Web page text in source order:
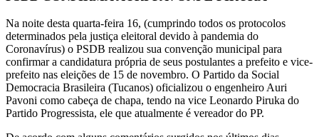
Na noite desta quarta-feira 16, (cumprindo todos os protocolos
determinados pela justiça eleitoral devido à pandemia do
Coronavírus) o PSDB realizou sua convenção municipal para
confirmar a candidatura própria de seus postulantes a prefeito e vice-
prefeito nas eleições de 15 de novembro. O Partido da Social
Democracia Brasileira (Tucanos) oficializou o engenheiro Auri
Pavoni como cabeça de chapa, tendo na vice Leonardo Piruka do
Partido Progressista, ele que atualmente é vereador do PP.